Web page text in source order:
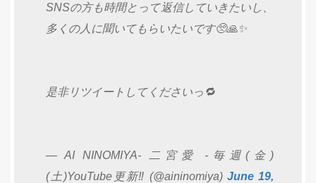
SNSの方も時間とって返信していきたいし、
多くの人に聞いてもらいたいです🥺🙏✨
是非リツイートしてくださいっ🔁
— AI NINOMIYA- 二宮愛 -毎週(金)
(土)YouTube更新‼️ (@aininomiya)June 19,